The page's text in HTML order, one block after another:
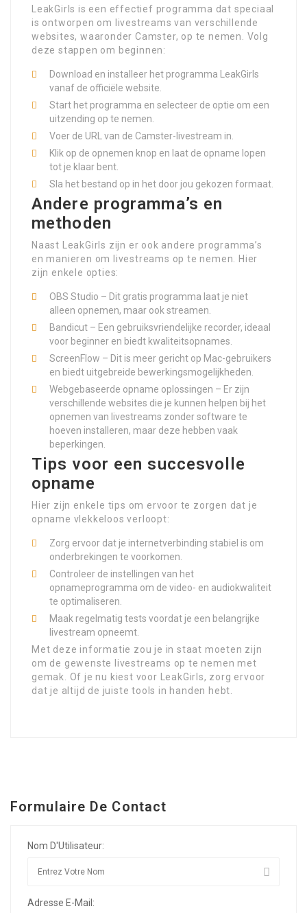
LeakGirls is een effectief programma dat speciaal
is ontworpen om livestreams van verschillende
websites, waaronder Camster, op te nemen. Volg
deze stappen om beginnen:
Download en installeer het programma LeakGirls
vanaf de officiële website.
Start het programma en selecteer de optie om een
uitzending op te nemen.
Voer de URL van de Camster-livestream in.
Klik op de opnemen knop en laat de opname lopen
tot je klaar bent.
Sla het bestand op in het door jou gekozen formaat.
Andere programma’s en
methoden
Naast LeakGirls zijn er ook andere programma’s
en manieren om livestreams op te nemen. Hier
zijn enkele opties:
OBS Studio – Dit gratis programma laat je niet
alleen opnemen, maar ook streamen.
Bandicut – Een gebruiksvriendelijke recorder, ideaal
voor beginner en biedt kwaliteitsopnames.
ScreenFlow – Dit is meer gericht op Mac-gebruikers
en biedt uitgebreide bewerkingsmogelijkheden.
Webgebaseerde opname oplossingen – Er zijn
verschillende websites die je kunnen helpen bij het
opnemen van livestreams zonder software te
hoeven installeren, maar deze hebben vaak
beperkingen.
Tips voor een succesvolle
opname
Hier zijn enkele tips om ervoor te zorgen dat je
opname vlekkeloos verloopt:
Zorg ervoor dat je internetverbinding stabiel is om
onderbrekingen te voorkomen.
Controleer de instellingen van het
opnameprogramma om de video- en audiokwaliteit
te optimaliseren.
Maak regelmatig tests voordat je een belangrijke
livestream opneemt.
Met deze informatie zou je in staat moeten zijn
om de gewenste livestreams op te nemen met
gemak. Of je nu kiest voor LeakGirls, zorg ervoor
dat je altijd de juiste tools in handen hebt.
Formulaire De Contact
Nom D'Utilisateur:
Adresse E-Mail: